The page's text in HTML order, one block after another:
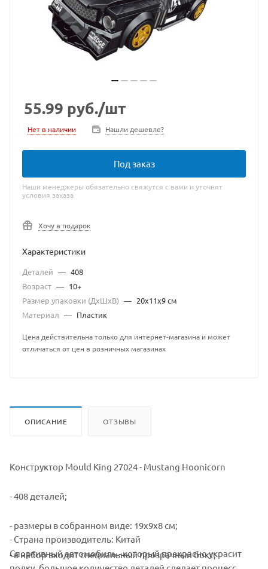
55.99 руб./шт
Нет в наличии Нашли дешевле?
Под заказ
Наши менеджеры обязательно свяжутся с вами и уточнят
условия заказа
Хочу в подарок
Характеристики
Деталей — 408
Возраст — 10+
Размер упаковки (ДхШхВ) — 20x11x9 см
Материал — Пластик
Цена действительна только для интернет-магазина и может
отличаться от цен в розничных магазинах
ОПИСАНИЕ ОТЗЫВЫ
Конструктор Mould King 27024 - Mustang Hoonicorn
- 408 деталей;
- размеры в собранном виде: 19x9x8 см;
- в набор входит специальный прозрачный бокс;
- Страна производитель: Китай
Спортивный автомобиль - который прекрасно украсит